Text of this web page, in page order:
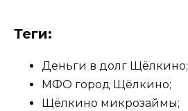
Теги:
Деньги в долг Щёлкино;
МФО город Щёлкино;
Щёлкино микрозаймы;